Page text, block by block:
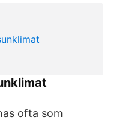
ofta som